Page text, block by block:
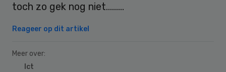
toch zo gek nog niet………
Reageer op dit artikel
Meer over:
Ict